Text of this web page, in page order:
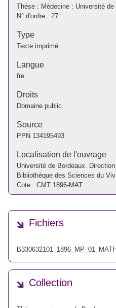
Thèse : Médecine : Université de
N° d'ordre : 27
Type
Texte imprimé
Langue
fre
Droits
Domaine public
Source
PPN 134195493
Localisation de l'ouvrage
Université de Bordeaux.
Bibliothèque des Sciences du
Cote : CMT 1896-MAT
Fichiers
Collection